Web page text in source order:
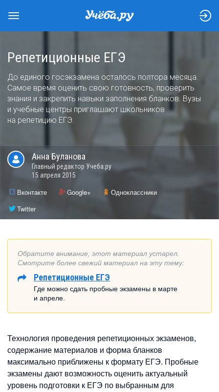
Репетиционные ЕГЭ
До единого госэкзамена осталось полтора месяца.
Самое время оценить свою готовность, проверить
знания и закрепить навыки заполнения бланков. Вузы
и учебные центры приглашают школьников
на репетицию ЕГЭ.
АннаБуланова
Главный редактор Учеба.ру
15 апреля 2015
Вконтакте Google+
Одноклассники
Twitter
Обратите внимание, этот материал устарел.
Смотрите более свежий материал на эту тему:
Репетиционные ЕГЭ
Где можно сдать пробные экзамены в марте
и апреле.
Технология проведения репетиционных экзаменов,
содержание материалов и форма бланков
максимально приближены к формату ЕГЭ. Пробные
экзамены дают возможность оценить актуальный
уровень подготовки к ЕГЭ по выбранным для